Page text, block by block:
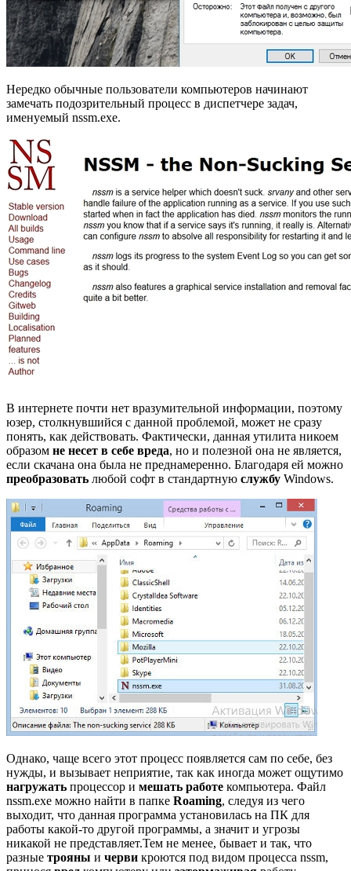
Нередко обычные пользователи компьютеров начинают
замечать подозрительный процесс в диспетчере задач,
именуемый nssm.exe.
В интернете почти нет вразумительной информации, поэтому
юзер, столкнувшийся с данной проблемой, может не сразу
понять, как действовать. Фактически, данная утилита никоем
образом не несет в себе вреда, но и полезной она не является,
если скачана она была не преднамеренно. Благодаря ей можно
преобразовать любой софт в стандартную службу Windows.
Однако, чаще всего этот процесс появляется сам по себе, без
нужды, и вызывает неприятие, так как иногда может ощутимо
нагружать процессор и мешать работе компьютера. Файл
nssm.exe можно найти в папке Roaming, следуя из чего
выходит, что данная программа установилась на ПК для
работы какой-то другой программы, а значит и угрозы
никакой не представляет.Тем не менее, бывает и так, что
разные трояны и черви кроются под видом процесса nssm,